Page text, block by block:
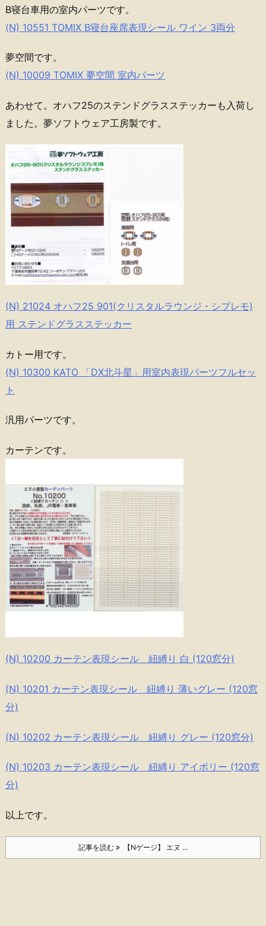
B寝台車用の室内パーツです。
(N) 10551 TOMIX B寝台座席表現シール ワイン 3両分
夢空間です。
(N) 10009 TOMIX 夢空間 室内パーツ
あわせて。オハフ25のステンドグラスステッカーも入荷し
ました。夢ソフトウェア工房製です。
(N) 21024 オハフ25 901(クリスタルラウンジ・シプレモ)
用 ステンドグラスステッカー
カトー用です。
(N) 10300 KATO 「DX北斗星」用室内表現パーツフルセッ
ト
汎用パーツです。
カーテンです。
(N) 10200 カーテン表現シール 紐縛り 白 (120窓分)
(N) 10201 カーテン表現シール 紐縛り 薄いグレー (120窓
分)
(N) 10202 カーテン表現シール 紐縛り グレー (120窓分)
(N) 10203 カーテン表現シール 紐縛り アイボリー (120窓
分)
以上です。
記事を読む 【Nゲージ】 エヌ ...